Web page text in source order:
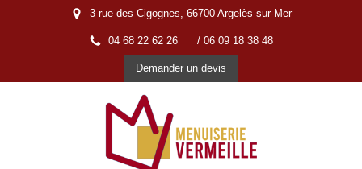
3 rue des Cigognes, 66700 Argelès-sur-Mer
04 68 22 62 26 / 06 09 18 38 48
Demander un devis